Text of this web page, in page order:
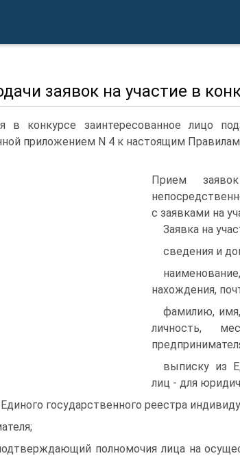
заявок на участие в
в конкурсе заинтересованное лицо
приложением N 4 к настоящим
Прием
с заявками на
Заявка на
сведения и
нахождения,
фамилию,
личность,
выписку из
лиц - для
государственного реестра
полномочия лица на